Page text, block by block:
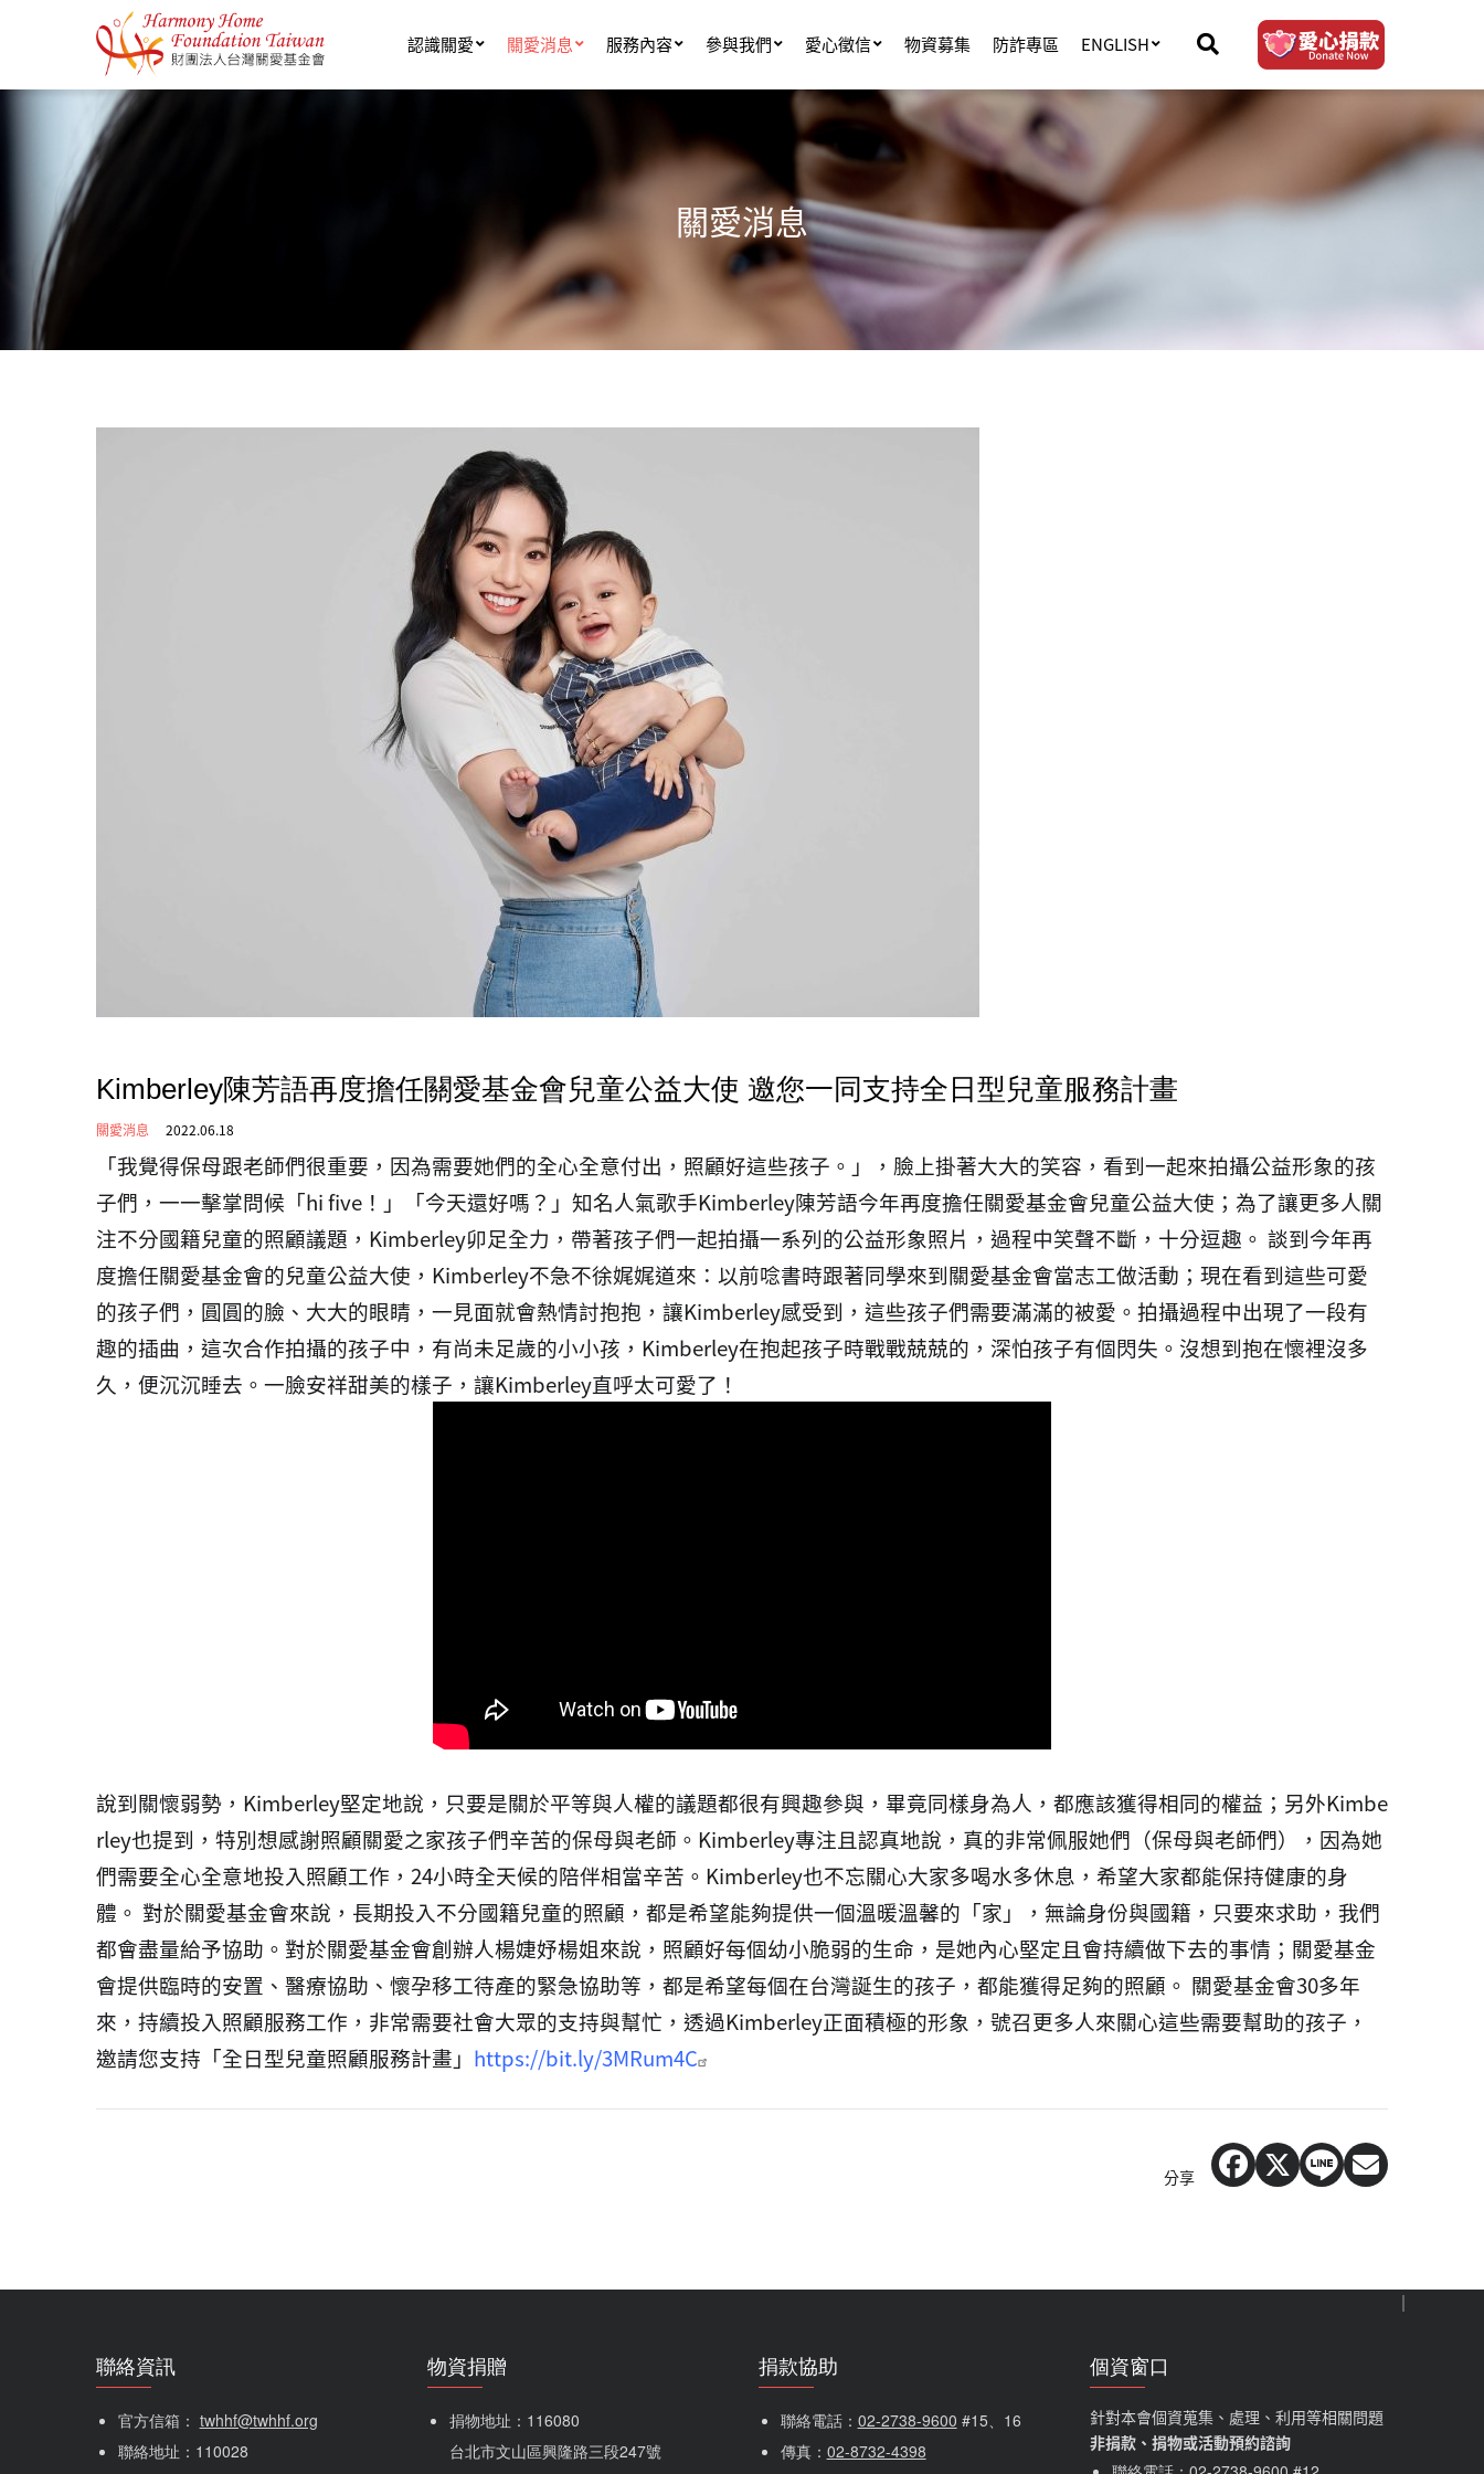
認識關愛 關愛消息 服務內容 參與我們 愛心徵信 物資募集 防詐專區 ENGLISH
關愛消息
Kimberley陳芳語再度擔任關愛基金會兒童公益大使 邀您一同支持全日型兒童服務計畫
關愛消息 2022.06.18
「我覺得保母跟老師們很重要，因為需要她們的全心全意付出，照顧好這些孩子。」，臉上掛著大大的笑容，看到一起來拍攝公益形象的孩
子們，一一擊掌問候「hi five！」「今天還好嗎？」知名人氣歌手Kimberley陳芳語今年再度擔任關愛基金會兒童公益大使；為了讓更多人關
注不分國籍兒童的照顧議題，Kimberley卯足全力，帶著孩子們一起拍攝一系列的公益形象照片，過程中笑聲不斷，十分逗趣。 談到今年再
度擔任關愛基金會的兒童公益大使，Kimberley不急不徐娓娓道來：以前唸書時跟著同學來到關愛基金會當志工做活動；現在看到這些可愛
的孩子們，圓圓的臉、大大的眼睛，一見面就會熱情討抱抱，讓Kimberley感受到，這些孩子們需要滿滿的被愛。拍攝過程中出現了一段有
趣的插曲，這次合作拍攝的孩子中，有尚未足歲的小小孩，Kimberley在抱起孩子時戰戰兢兢的，深怕孩子有個閃失。沒想到抱在懷裡沒多
久，便沉沉睡去。一臉安祥甜美的樣子，讓Kimberley直呼太可愛了！
說到關懷弱勢，Kimberley堅定地說，只要是關於平等與人權的議題都很有興趣參與，畢竟同樣身為人，都應該獲得相同的權益；另外Kimbe
rley也提到，特別想感謝照顧關愛之家孩子們辛苦的保母與老師。Kimberley專注且認真地說，真的非常佩服她們（保母與老師們），因為她
們需要全心全意地投入照顧工作，24小時全天候的陪伴相當辛苦。Kimberley也不忘關心大家多喝水多休息，希望大家都能保持健康的身
體。 對於關愛基金會來說，長期投入不分國籍兒童的照顧，都是希望能夠提供一個溫暖溫馨的「家」，無論身份與國籍，只要來求助，我們
都會盡量給予協助。對於關愛基金會創辦人楊婕妤楊姐來說，照顧好每個幼小脆弱的生命，是她內心堅定且會持續做下去的事情；關愛基金
會提供臨時的安置、醫療協助、懷孕移工待產的緊急協助等，都是希望每個在台灣誕生的孩子，都能獲得足夠的照顧。 關愛基金會30多年
來，持續投入照顧服務工作，非常需要社會大眾的支持與幫忙，透過Kimberley正面積極的形象，號召更多人來關心這些需要幫助的孩子，
邀請您支持「全日型兒童照顧服務計畫」 https://bit.ly/3MRum4C
分享
聯絡資訊
官方信箱： twhhf@twhhf.org
聯絡地址：110028
物資捐贈
捐物地址：116080
台北市文山區興隆路三段247號
捐款協助
聯絡電話： 02-2738-9600 #15、16
傳真： 02-8732-4398
個資窗口
針對本會個資蒐集、處理、利用等相關問題
非捐款、捐物或活動預約諮詢